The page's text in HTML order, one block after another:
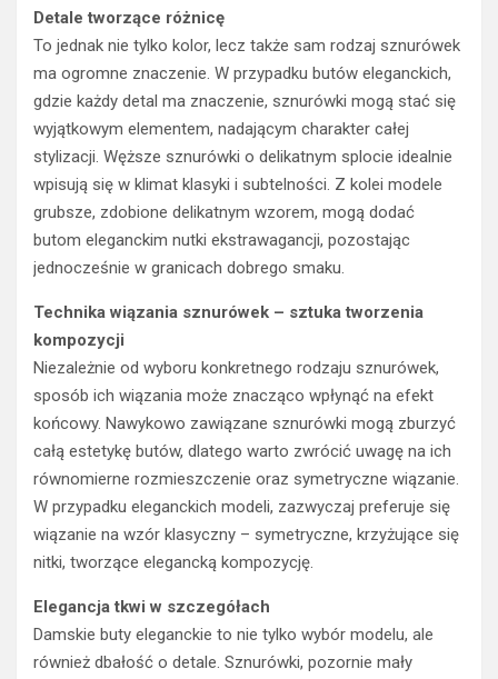
Detale tworzące różnicę
To jednak nie tylko kolor, lecz także sam rodzaj sznurówek
ma ogromne znaczenie. W przypadku butów eleganckich,
gdzie każdy detal ma znaczenie, sznurówki mogą stać się
wyjątkowym elementem, nadającym charakter całej
stylizacji. Węższe sznurówki o delikatnym splocie idealnie
wpisują się w klimat klasyki i subtelności. Z kolei modele
grubsze, zdobione delikatnym wzorem, mogą dodać
butom eleganckim nutki ekstrawagancji, pozostając
jednocześnie w granicach dobrego smaku.
Technika wiązania sznurówek – sztuka tworzenia
kompozycji
Niezależnie od wyboru konkretnego rodzaju sznurówek,
sposób ich wiązania może znacząco wpłynąć na efekt
końcowy. Nawykowo zawiązane sznurówki mogą zburzyć
całą estetykę butów, dlatego warto zwrócić uwagę na ich
równomierne rozmieszczenie oraz symetryczne wiązanie.
W przypadku eleganckich modeli, zazwyczaj preferuje się
wiązanie na wzór klasyczny – symetryczne, krzyżujące się
nitki, tworzące elegancką kompozycję.
Elegancja tkwi w szczegółach
Damskie buty eleganckie to nie tylko wybór modelu, ale
również dbałość o detale. Sznurówki, pozornie mały